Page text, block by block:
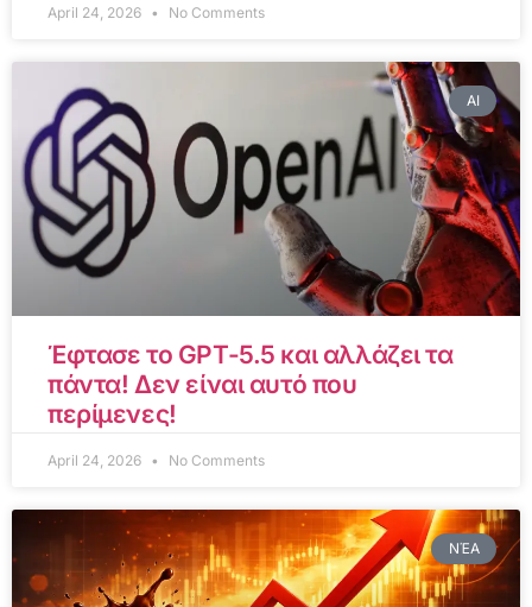
April 24, 2026 No Comments
AI
Έφτασε το GPT-5.5 και αλλάζει τα
πάντα! Δεν είναι αυτό που
περίμενες!
April 24, 2026 No Comments
ΝΈΑ